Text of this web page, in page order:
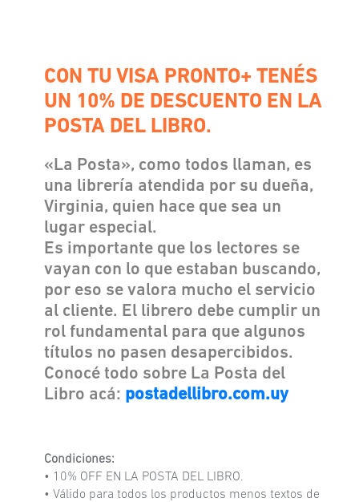
CON TU VISA PRONTO+ TENÉS
UN 10% DE DESCUENTO EN LA
POSTA DEL LIBRO.
«La Posta», como todos llaman, es
una librería atendida por su dueña,
Virginia, quien hace que sea un
lugar especial.
Es importante que los lectores se
vayan con lo que estaban buscando,
por eso se valora mucho el servicio
al cliente. El librero debe cumplir un
rol fundamental para que algunos
títulos no pasen desapercibidos.
Conocé todo sobre La Posta del
Libro acá: postadellibro.com.uy
Condiciones:
• 10% OFF EN LA POSTA DEL LIBRO.
• Válido para todos los productos menos textos de